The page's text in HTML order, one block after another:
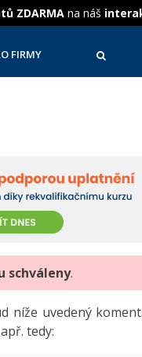
ZDARMA na náš
FIRMY
schváleny.
níže uvedený
tedy: